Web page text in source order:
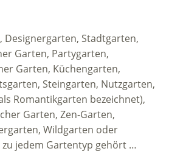
Designergarten, Stadtgarten,
Garten, Partygarten,
Garten, Küchengarten,
Steingarten, Nutzgarten,
Romantikgarten bezeichnet),
Garten, Zen-Garten,
Wildgarten oder
jedem Gartentyp gehört …